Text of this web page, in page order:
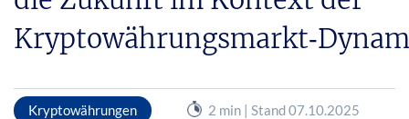
Kryptowährungen 2 min | Stand 07.10.2025